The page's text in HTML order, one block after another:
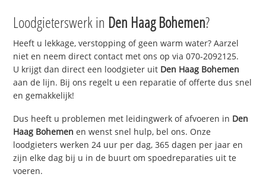
Loodgieterswerk in Den Haag Bohemen?
Heeft u lekkage, verstopping of geen warm water? Aarzel
niet en neem direct contact met ons op via 070-2092125.
U krijgt dan direct een loodgieter uit Den Haag Bohemen
aan de lijn. Bij ons regelt u een reparatie of offerte dus snel
en gemakkelijk!
Dus heeft u problemen met leidingwerk of afvoeren in Den
Haag Bohemen en wenst snel hulp, bel ons. Onze
loodgieters werken 24 uur per dag, 365 dagen per jaar en
zijn elke dag bij u in de buurt om spoedreparaties uit te
voeren.